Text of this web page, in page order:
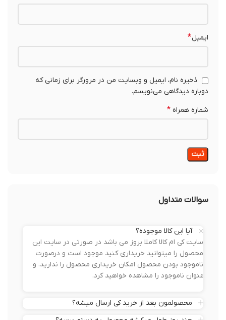
*
ذخیره نام، ایمیل و وبسایت من در مرورگر برای زمانی که
دوباره دیدگاهی می‌نویسم.
شماره همراه *
سوالات متداول
آیا این کالا موجوده؟
سایت کی ام کالا کاملا بروز می باشد در صورتی در سایت این
محصول را میتوانید خریداری کنید موجود است و درصورت
ناموجود بودن محصول امکان خریداری محصول را ندارید. و
عنوان ناموجود را مشاهده خواهید کرد.
محصولمون بعد از خرید کی ارسال میشه؟